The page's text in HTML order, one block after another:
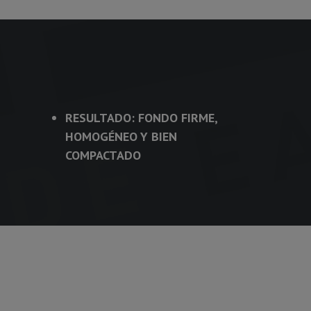
RESULTADO: FONDO FIRME,
HOMOGÉNEO Y BIEN
COMPACTADO